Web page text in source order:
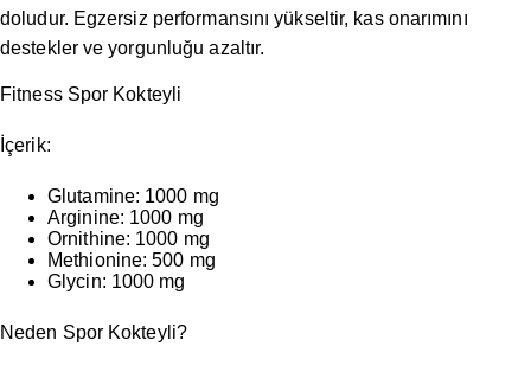
doludur. Egzersiz performansını yükseltir, kas onarımını
destekler ve yorgunluğu azaltır.
Fitness Spor Kokteyli
İçerik:
Glutamine: 1000 mg
Arginine: 1000 mg
Ornithine: 1000 mg
Methionine: 500 mg
Glycin: 1000 mg
Neden Spor Kokteyli?